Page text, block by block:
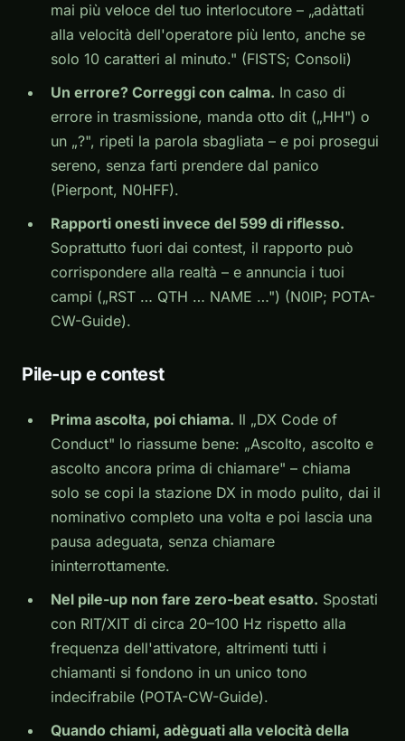
mai più veloce del tuo interlocutore – „adàttati
alla velocità dell'operatore più lento, anche se
solo 10 caratteri al minuto." (FISTS; Consoli)
Un errore? Correggi con calma. In caso di
errore in trasmissione, manda otto dit („HH") o
un „?", ripeti la parola sbagliata – e poi prosegui
sereno, senza farti prendere dal panico
(Pierpont, N0HFF).
Rapporti onesti invece del 599 di riflesso.
Soprattutto fuori dai contest, il rapporto può
corrispondere alla realtà – e annuncia i tuoi
campi („RST … QTH … NAME …") (N0IP; POTA-
CW-Guide).
Pile-up e contest
Prima ascolta, poi chiama. Il „DX Code of
Conduct" lo riassume bene: „Ascolto, ascolto e
ascolto ancora prima di chiamare" – chiama
solo se copi la stazione DX in modo pulito, dai il
nominativo completo una volta e poi lascia una
pausa adeguata, senza chiamare
ininterrottamente.
Nel pile-up non fare zero-beat esatto. Spostati
con RIT/XIT di circa 20–100 Hz rispetto alla
frequenza dell'attivatore, altrimenti tutti i
chiamanti si fondono in un unico tono
indecifrabile (POTA-CW-Guide).
Quando chiami, adèguati alla velocità della